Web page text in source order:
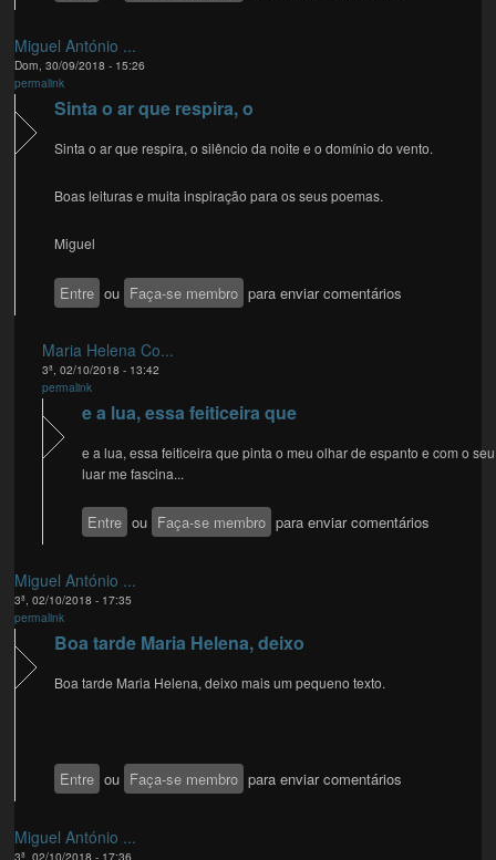
Miguel António ...
Dom, 30/09/2018 - 15:26
permalink
Sinta o ar que respira, o
Sinta o ar que respira, o silêncio da noite e o domínio do vento.
Boas leituras e muita inspiração para os seus poemas.
Miguel
Entre ou Faça-se membro para enviar comentários
Maria Helena Co...
3ª, 02/10/2018 - 13:42
permalink
e a lua, essa feiticeira que
e a lua, essa feiticeira que pinta o meu olhar de espanto e com o seu
luar me fascina...
Entre ou Faça-se membro para enviar comentários
Miguel António ...
3ª, 02/10/2018 - 17:35
permalink
Boa tarde Maria Helena, deixo
Boa tarde Maria Helena, deixo mais um pequeno texto.
Entre ou Faça-se membro para enviar comentários
Miguel António ...
3ª, 02/10/2018 - 17:36